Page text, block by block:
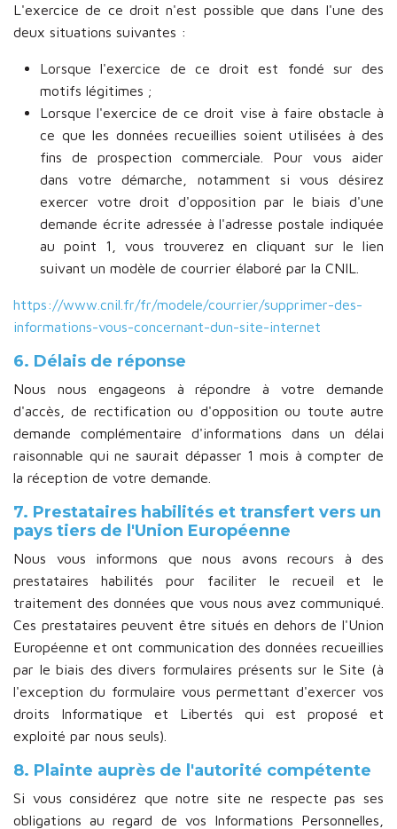
L'exercice de ce droit n'est possible que dans l'une des
deux situations suivantes :
Lorsque l'exercice de ce droit est fondé sur des
motifs légitimes ;
Lorsque l'exercice de ce droit vise à faire obstacle à
ce que les données recueillies soient utilisées à des
fins de prospection commerciale. Pour vous aider
dans votre démarche, notamment si vous désirez
exercer votre droit d'opposition par le biais d'une
demande écrite adressée à l'adresse postale indiquée
au point 1, vous trouverez en cliquant sur le lien
suivant un modèle de courrier élaboré par la CNIL.
https://www.cnil.fr/fr/modele/courrier/supprimer-des-
informations-vous-concernant-dun-site-internet
6. Délais de réponse
Nous nous engageons à répondre à votre demande
d'accès, de rectification ou d'opposition ou toute autre
demande complémentaire d'informations dans un délai
raisonnable qui ne saurait dépasser 1 mois à compter de
la réception de votre demande.
7. Prestataires habilités et transfert vers un
pays tiers de l'Union Européenne
Nous vous informons que nous avons recours à des
prestataires habilités pour faciliter le recueil et le
traitement des données que vous nous avez communiqué.
Ces prestataires peuvent être situés en dehors de l'Union
Européenne et ont communication des données recueillies
par le biais des divers formulaires présents sur le Site (à
l'exception du formulaire vous permettant d'exercer vos
droits Informatique et Libertés qui est proposé et
exploité par nous seuls).
8. Plainte auprès de l'autorité compétente
Si vous considérez que notre site ne respecte pas ses
obligations au regard de vos Informations Personnelles,